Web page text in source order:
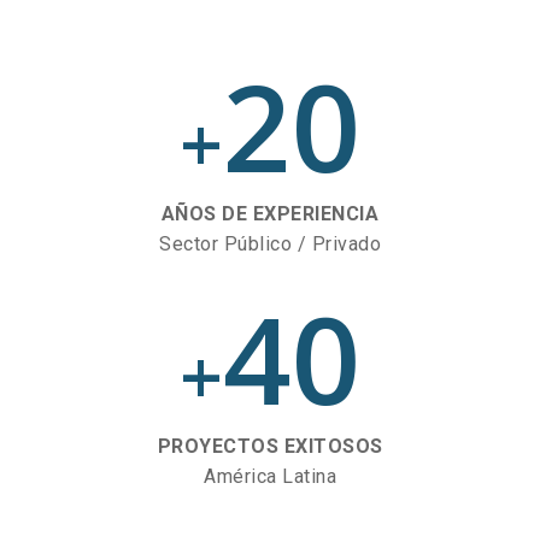
+20
AÑOS DE EXPERIENCIA
Sector Público / Privado
+40
PROYECTOS EXITOSOS
América Latina